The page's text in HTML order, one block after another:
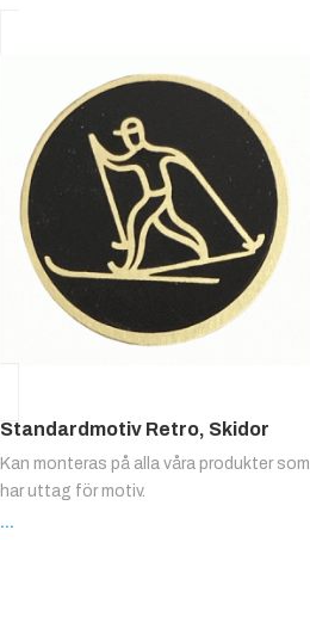
Standardmotiv Retro, Skidor
Kan monteras på alla våra produkter som
har uttag för motiv.
...